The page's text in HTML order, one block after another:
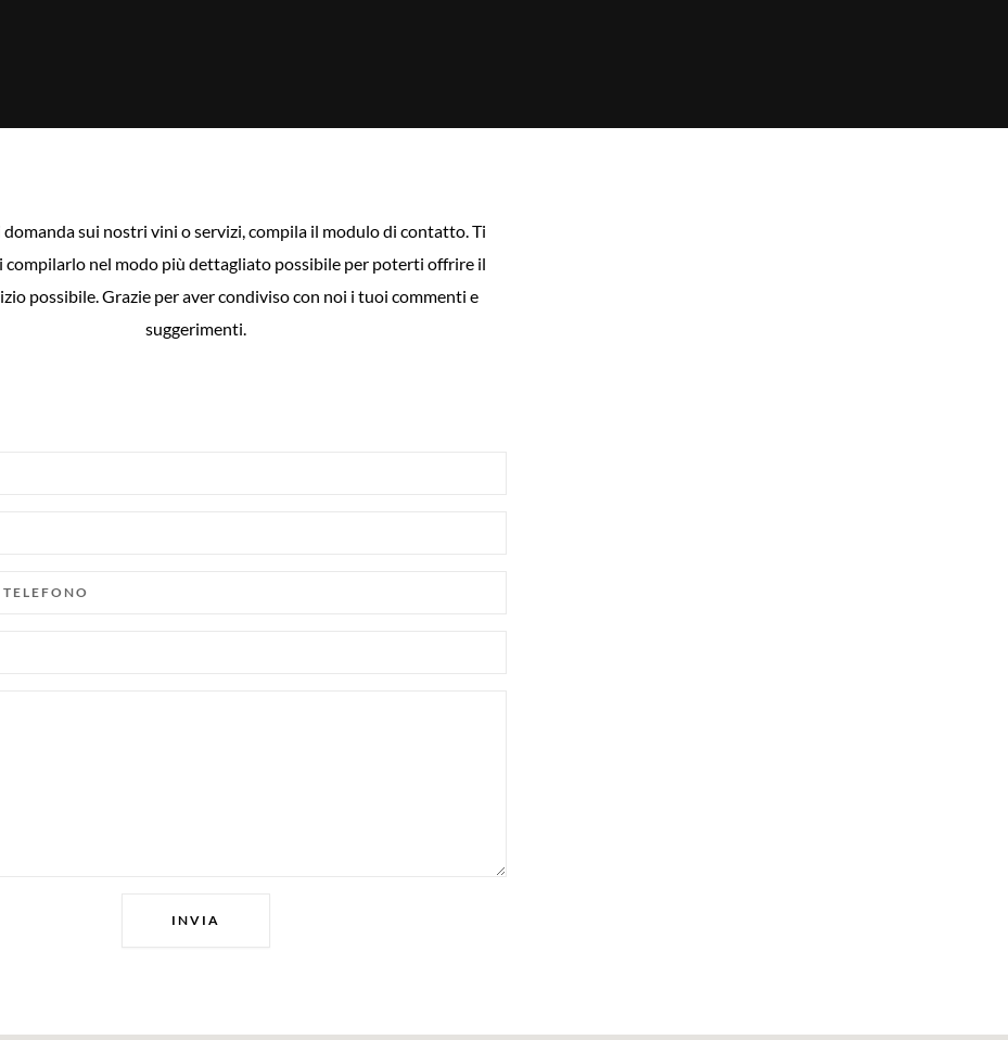
domanda sui nostri vini o servizi, compila il modulo di contatto. Ti
compilarlo nel modo più dettagliato possibile per poterti offrire il
possibile. Grazie per aver condiviso con noi i tuoi commenti e
suggerimenti.
INVIA